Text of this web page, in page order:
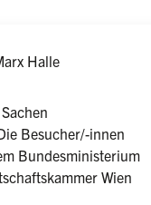
Halle
Besucher/-innen
Bundesministerium
Wien